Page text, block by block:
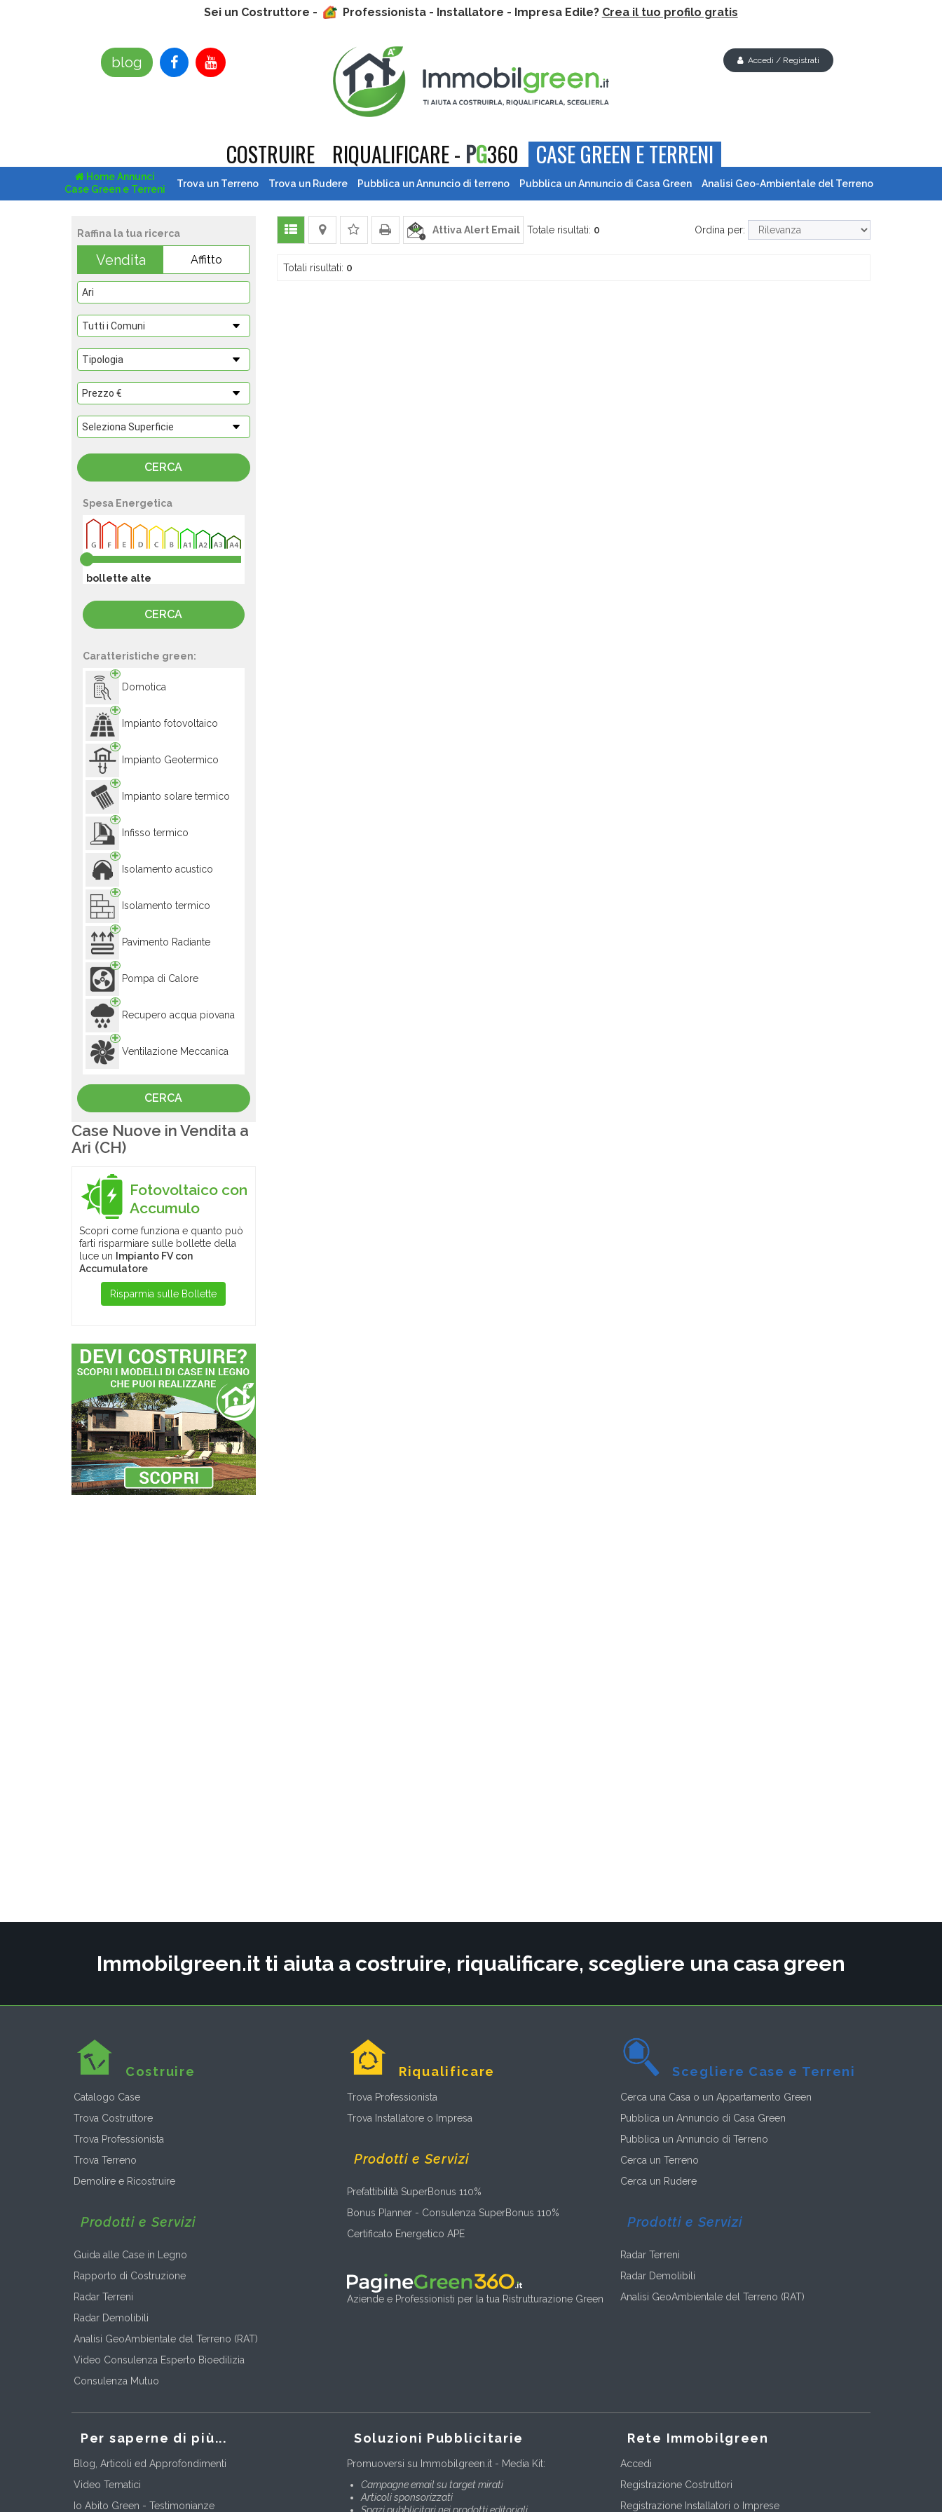
Sei un Costruttore - Professionista - Installatore - Impresa Edile? Crea il tuo profilo gratis
blog Accedi / Registrati
COSTRUIRE RIQUALIFICARE - PG360 CASE GREEN E TERRENI
Home Annunci
Case Green e Terreni
Trova un Terreno Trova un Rudere Pubblica un Annuncio di terreno Pubblica un Annuncio di Casa Green Analisi Geo-Ambientale del Terreno
Raffina la tua ricerca
Vendita Affitto
Spesa Energetica
bollette alte
Caratteristiche green:
Domotica
Impianto fotovoltaico
Impianto Geotermico
Impianto solare termico
Infisso termico
Isolamento acustico
Isolamento termico
Pavimento Radiante
Pompa di Calore
Recupero acqua piovana
Ventilazione Meccanica
Case Nuove in Vendita a
Ari (CH)
Fotovoltaico con
Accumulo
Scopri come funziona e quanto può
farti risparmiare sulle bollette della
luce un
Impianto FV con
Accumulatore
Risparmia sulle Bollette
Attiva Alert Email Totale risultati: 0 Ordina per:
Totali risultati: 0
Immobilgreen.it ti aiuta a costruire, riqualificare, scegliere una casa green
Costruire
Catalogo Case
Trova Costruttore
Trova Professionista
Trova Terreno
Demolire e Ricostruire
Prodotti e Servizi
Guida alle Case in Legno
Rapporto di Costruzione
Radar Terreni
Radar Demolibili
Analisi GeoAmbientale del Terreno (RAT)
Video Consulenza Esperto Bioedilizia
Consulenza Mutuo
Riqualificare
Trova Professionista
Trova Installatore o Impresa
Prodotti e Servizi
Prefattibilità SuperBonus 110%
Bonus Planner - Consulenza SuperBonus 110%
Certificato Energetico APE
Aziende e Professionisti per la tua Ristrutturazione Green
Scegliere Case e Terreni
Cerca una Casa o un Appartamento Green
Pubblica un Annuncio di Casa Green
Pubblica un Annuncio di Terreno
Cerca un Terreno
Cerca un Rudere
Prodotti e Servizi
Radar Terreni
Radar Demolibili
Analisi GeoAmbientale del Terreno (RAT)
Per saperne di più...
Blog, Articoli ed Approfondimenti
Video Tematici
Io Abito Green - Testimonianze
Soluzioni Pubblicitarie
Promuoversi su Immobilgreen.it - Media Kit:
Campagne email su target mirati
Articoli sponsorizzati
Rete Immobilgreen
Accedi
Registrazione Costruttori
Registrazione Installatori o Imprese